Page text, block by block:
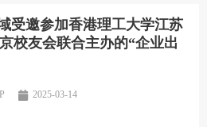
受邀参加香港理工大学江苏
校友会联合主办的“企业出
2025-03-14